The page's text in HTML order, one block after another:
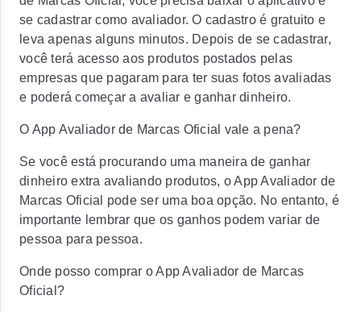
se cadastrar como avaliador. O cadastro é gratuito e
leva apenas alguns minutos. Depois de se cadastrar,
você terá acesso aos produtos postados pelas
empresas que pagaram para ter suas fotos avaliadas
e poderá começar a avaliar e ganhar dinheiro.
O App Avaliador de Marcas Oficial vale a pena?
Se você está procurando uma maneira de ganhar
dinheiro extra avaliando produtos, o App Avaliador de
Marcas Oficial pode ser uma boa opção. No entanto, é
importante lembrar que os ganhos podem variar de
pessoa para pessoa.
Onde posso comprar o App Avaliador de Marcas
Oficial?